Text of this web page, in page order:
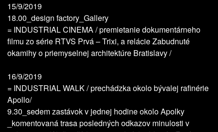
15/9/2019
18.00_design factory_Gallery
= INDUSTRIAL CINEMA / premietanie dokumentárneho
filmu zo série RTVS Prvá – Trixi, a relácie Zabudnuté
okamihy o priemyselnej architektúre Bratislavy /
16/9/2019
= INDUSTRIAL WALK / prechádzka okolo bývalej rafinérie
Apollo/
9.30_sedem zastávok v jednej hodine okolo Apolky
_komentovaná trasa posledných odkazov minulosti v